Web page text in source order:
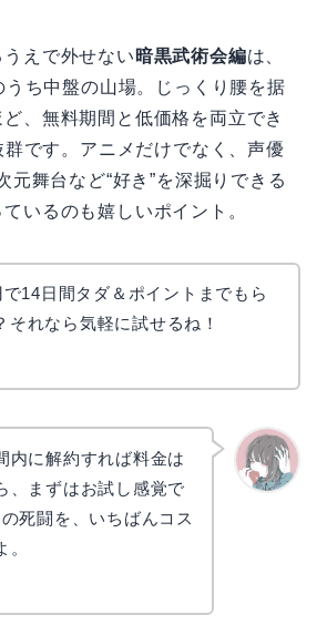
えで外せない 暗黒武術会編は、
ち中盤の山場。じっくり腰を据
、無料期間と低価格を両立でき
です。アニメだけでなく、声優
元舞台など“好き”を深掘りできる
いるのも嬉しいポイント。
で14日間タダ＆ポイントまでもら
それなら気軽に試せるね！
内に解約すれば料金は
、まずはお試し感覚で
死闘を、いちばんコス